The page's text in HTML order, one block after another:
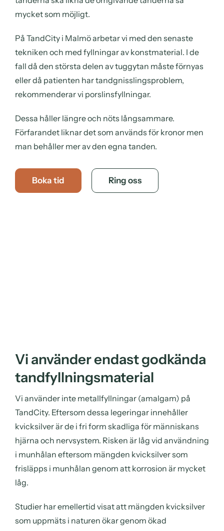
mycket som möjligt.
På TandCity i Malmö arbetar vi med den senaste
tekniken och med fyllningar av konstmaterial. I de
fall då den största delen av tuggytan måste förnyas
eller då patienten hartandgnisslingsproblem,
rekommenderar vi porslinsfyllningar.
Dessa håller längre och nöts långsammare.
Förfarandet liknar det som används för kronor men
man behåller mer av den egna tanden.
Boka tid Ring oss
Vi använder endast godkända
tandfyllningsmaterial
Vi använder inte metallfyllningar (amalgam) på
TandCity. Eftersom dessa legeringar innehåller
kvicksilver är de i fri form skadliga för människans
hjärna och nervsystem. Risken är låg vid användning
i munhålan eftersom mängden kvicksilver som
frisläpps i munhålan genom att korrosion är mycket
låg.
Studier har emellertid visat att mängden kvicksilver
som uppmäts i naturen ökar genom ökad